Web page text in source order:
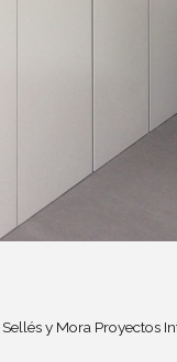
Sellés y Mora Proyectos